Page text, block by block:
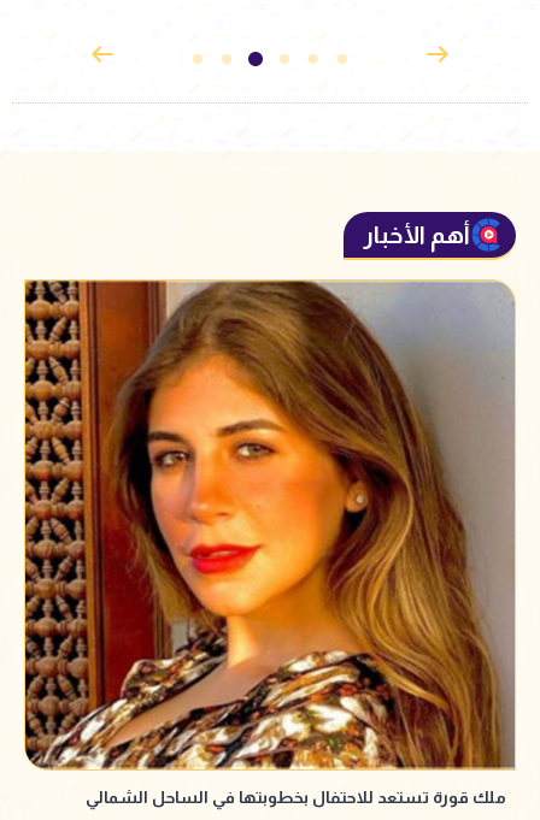
أهم الأخبار
ملك قورة تستعد للاحتفال بخطوبتها في الساحل الشمالي